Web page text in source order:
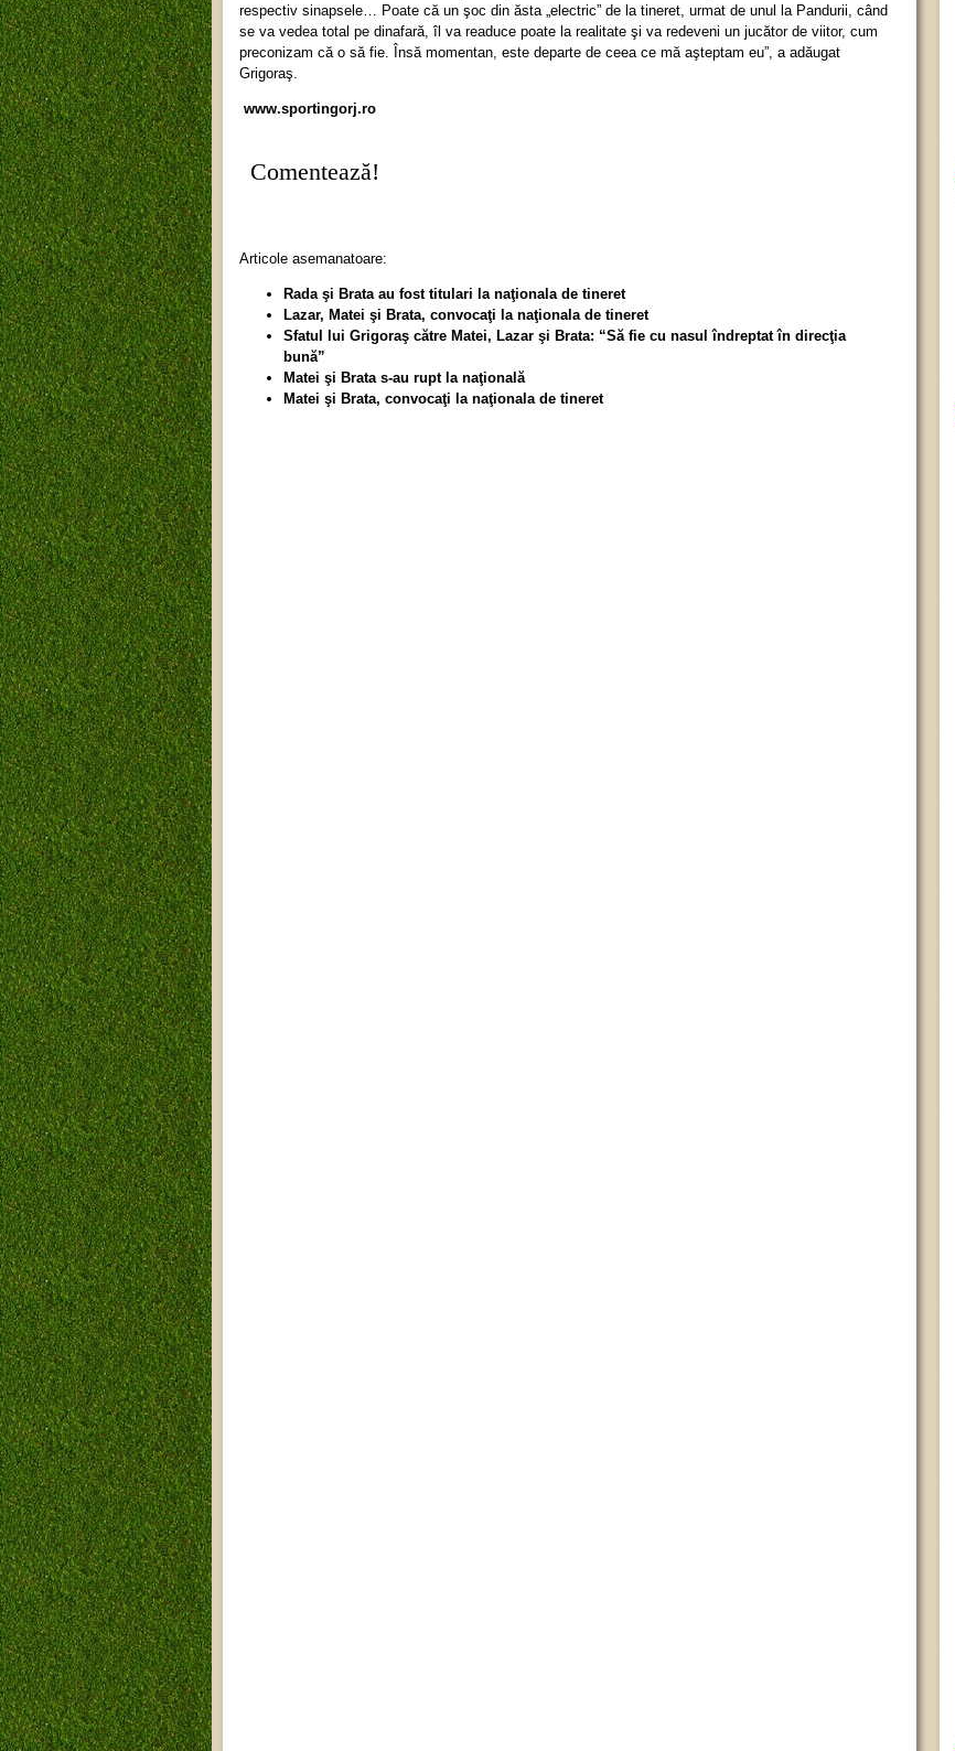
respectiv sinapsele… Poate că un şoc din ăsta „electric” de la tineret, urmat de unul la Pandurii, când
se va vedea total pe dinafară, îl va readuce poate la realitate şi va redeveni un jucător de viitor, cum
preconizam că o să fie. Însă momentan, este departe de ceea ce mă aşteptam eu”, a adăugat
Grigoraş.
www.sportingorj.ro
Comentează!
Articole asemanatoare:
Rada şi Brata au fost titulari la naţionala de tineret
Lazar, Matei şi Brata, convocaţi la naţionala de tineret
Sfatul lui Grigoraş către Matei, Lazar şi Brata: “Să fie cu nasul îndreptat în direcţia
bună”
Matei şi Brata s-au rupt la naţională
Matei şi Brata, convocaţi la naţionala de tineret